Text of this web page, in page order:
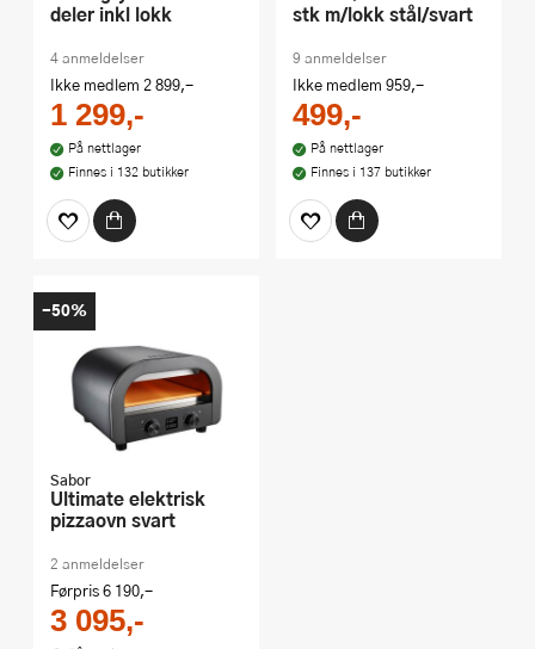
deler inkl lokk
4 anmeldelser
Ikke medlem 2 899,-
1 299,-
På nettlager
Finnes i 132 butikker
stk m/lokk stål/svart
9 anmeldelser
Ikke medlem 959,-
499,-
På nettlager
Finnes i 137 butikker
Sabor
Ultimate elektrisk
pizzaovn svart
2 anmeldelser
Førpris6 190,-
3 095,-
-50%